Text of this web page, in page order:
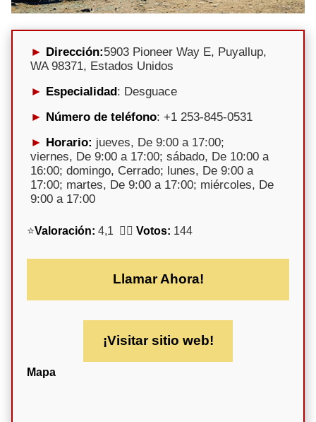
Dirección:5903 Pioneer Way E, Puyallup,
WA 98371, Estados Unidos
Especialidad: Desguace
Número de teléfono: +1 253-845-0531
Horario: jueves, De 9:00 a 17:00;
viernes, De 9:00 a 17:00; sábado, De 10:00 a
16:00; domingo, Cerrado; lunes, De 9:00 a
17:00; martes, De 9:00 a 17:00; miércoles, De
9:00 a 17:00
⭐Valoración: 4,1 🕵️‍♀️ Votos: 144
Llamar Ahora!
¡Visitar sitio web!
Mapa